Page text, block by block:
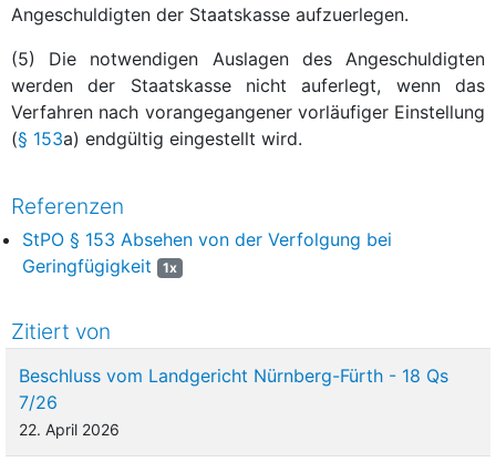
Angeschuldigten der Staatskasse aufzuerlegen.
(5) Die notwendigen Auslagen des Angeschuldigten
werden der Staatskasse nicht auferlegt, wenn das
Verfahren nach vorangegangener vorläufiger Einstellung
(§ 153a) endgültig eingestellt wird.
Referenzen
StPO § 153 Absehen von der Verfolgung bei
Geringfügigkeit
1x
Zitiert von
Beschluss vom Landgericht Nürnberg-Fürth - 18 Qs
7/26
22. April 2026